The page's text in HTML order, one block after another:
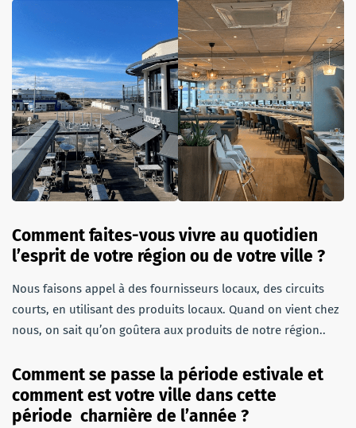
Comment faites-vous vivre au quotidien
l’esprit de votre région ou de votre ville ?
Nous faisons appel à des fournisseurs locaux, des circuits
courts, en utilisant des produits locaux. Quand on vient chez
nous, on sait qu’on goûtera aux produits de notre région..
Comment se passe la période estivale et
comment est votre ville dans cette
période charnière de l’année ?